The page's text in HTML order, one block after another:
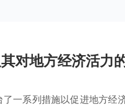
对地方经济活力
一系列措施以促进地方经